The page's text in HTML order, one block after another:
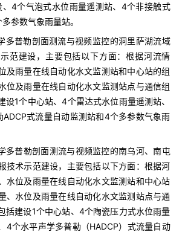
、4个气泡式水位雨量遥测站、4个非接触式
参数气象雨量站。
多普勒剖面测流与视频监控的洞里萨湖流域
范建设，主要包括以下方面：根据河流情
及雨量在线自动化水文监测站和中心站的组
位及雨量在线自动化水文监测站点与通信组
设1个中心站、4个雷达式水位雨量遥测站、
ADCP式流量自动监测站和4个多参数气象雨
多普勒剖面测流与视频监控的南乌河、南屯
技术示范建设，主要包括以下方面：根据河
水位及雨量在线自动化水文监测站和中心站
、水位及雨量在线自动化水文监测站点与通
括建设1个中心站、4个陶瓷压力式水位雨量
4个水平声学多普勒（HADCP）式流量自动